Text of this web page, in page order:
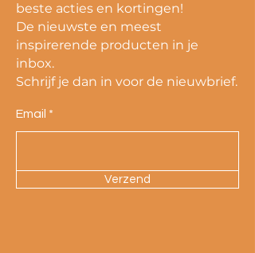
beste acties en kortingen!
De nieuwste en meest
inspirerende producten in je
inbox.
Schrijf je dan in voor de nieuwbrief.
Email
Verzend